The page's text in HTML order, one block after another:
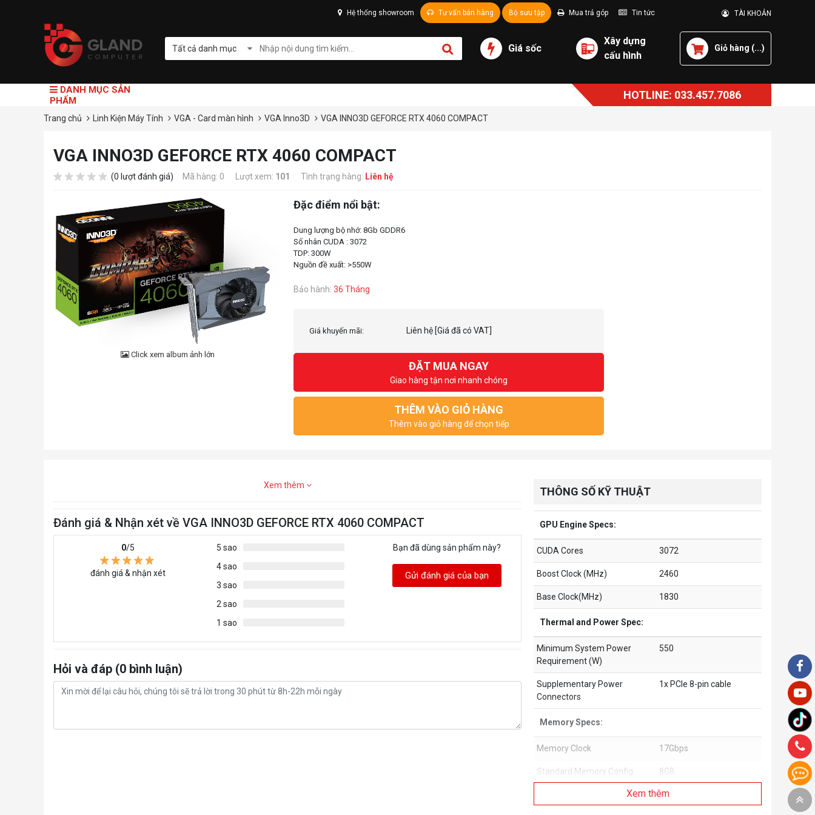
Hệ thống showroom Tư vấn bán hàng Bộ sưu tập Mua trả góp Tin tức TÀI KHOẢN
Tất cả danh mục Giá sốc
Xây dựng
cấu hình
Giỏ hàng (...)
DANH MỤC SẢN
PHẨM
HOTLINE: 033.457.7086
Trang chủ Linh Kiện Máy Tính VGA - Card màn hình VGA Inno3D VGA INNO3D GEFORCE RTX 4060 COMPACT
VGA INNO3D GEFORCE RTX 4060 COMPACT
(0 lượt đánh giá) Mã hàng: 0 Lượt xem: 101 Tình trạng hàng: Liên hệ
Click xem album ảnh lớn
Đặc điểm nổi bật:
Dung lượng bộ nhớ: 8Gb GDDR6
Số nhân CUDA : 3072
TDP: 300W
Bảo hành: 36 Tháng
Giá khuyến mãi: Liên hệ [Giá đã có VAT]
ĐẶT MUA NGAY
Giao hàng tận nơi nhanh chóng
THÊM VÀO GIỎ HÀNG
Thêm vào giỏ hàng để chọn tiếp
Xem thêm
Đánh giá & Nhận xét về VGA INNO3D GEFORCE RTX 4060 COMPACT
0/5
đánh giá & nhận xét
5 sao
4 sao
3 sao
2 sao
1 sao
Bạn đã dùng sản phẩm này?
Gửi đánh giá của bạn
Hỏi và đáp (0 bình luận)
THÔNG SỐ KỸ THUẬT
GPU Engine Specs:
CUDA Cores 3072
Boost Clock (MHz) 2460
Base Clock(MHz) 1830
Thermal and Power Spec:
Minimum System Power
Requirement (W)
550
Supplementary Power
Connectors
1x PCIe 8-pin cable
Memory Specs:
Memory Clock 17Gbps
Standard Memory Config 8GB
GDDR6
Xem thêm